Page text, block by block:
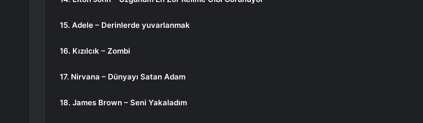
15. Adele – Derinlerde yuvarlanmak
16. Kızılcık – Zombi
17. Nirvana – Dünyayı Satan Adam
18. James Brown – Seni Yakaladım